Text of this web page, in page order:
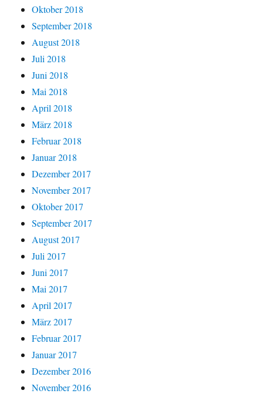
Oktober 2018
September 2018
August 2018
Juli 2018
Juni 2018
Mai 2018
April 2018
März 2018
Februar 2018
Januar 2018
Dezember 2017
November 2017
Oktober 2017
September 2017
August 2017
Juli 2017
Juni 2017
Mai 2017
April 2017
März 2017
Februar 2017
Januar 2017
Dezember 2016
November 2016